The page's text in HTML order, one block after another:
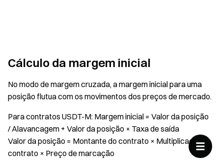
Cálculo da margem inicial
No modo de margem cruzada, a margem inicial para uma
posição flutua com os movimentos dos preços de mercado.
Para contratos USDT-M: Margem inicial = Valor da posição
/ Alavancagem + Valor da posição × Taxa de saída
Valor da posição = Montante do contrato × Multiplicador do
contrato × Preço de marcação